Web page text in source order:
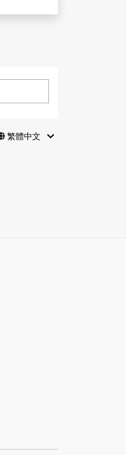
繁體中文